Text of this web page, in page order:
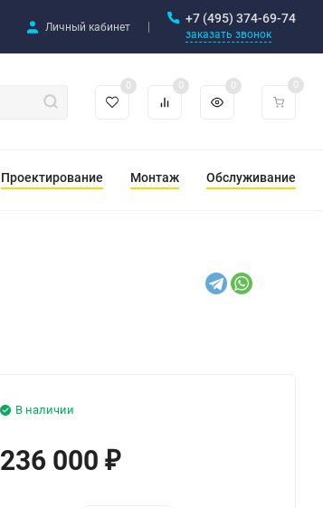
Личный кабинет
+7 (495) 374-69-74
заказать звонок
0 0 0 0
Проектирование Монтаж Обслуживание
В наличии
236 000 ₽